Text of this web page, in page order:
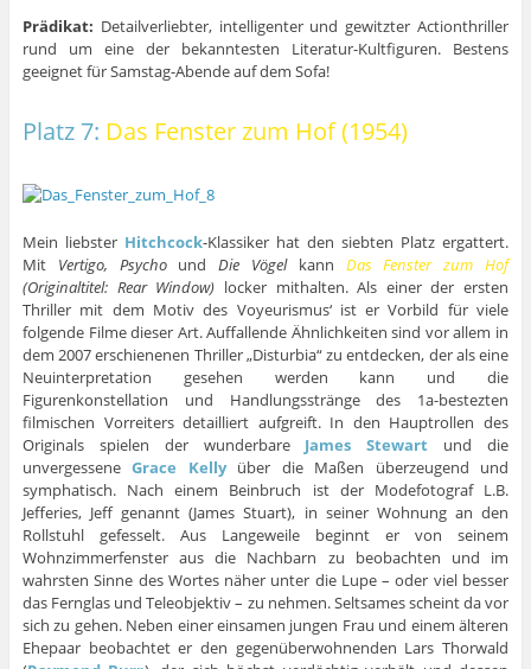
Prädikat: Detailverliebter, intelligenter und gewitzter Actionthriller
rund um eine der bekanntesten Literatur-Kultfiguren. Bestens
geeignet für Samstag-Abende auf dem Sofa!
Platz 7: Das Fenster zum Hof (1954)
Mein liebster Hitchcock-Klassiker hat den siebten Platz ergattert.
Mit Vertigo, Psycho undDie Vögel kann Das Fenster zum Hof
(Originaltitel: Rear Window) locker mithalten. Als einer der ersten
Thriller mit dem Motiv des Voyeurismus‘ ist er Vorbild für viele
folgende Filme dieser Art. Auffallende Ähnlichkeiten sind vor allem in
dem 2007 erschienenen Thriller „Disturbia“ zu entdecken, der als eine
Neuinterpretation gesehen werden kann und die
Figurenkonstellation und Handlungsstränge des 1a-bestezten
filmischen Vorreiters detailliert aufgreift. In den Hauptrollen des
Originals spielen der wunderbare James Stewart und die
unvergesseneGrace Kellyüber die Maßen überzeugend und
symphatisch. Nach einem Beinbruch ist der Modefotograf L.B.
Jefferies, Jeff genannt (James Stuart), in seiner Wohnung an den
Rollstuhl gefesselt. Aus Langeweile beginnt er von seinem
Wohnzimmerfenster aus die Nachbarn zu beobachten und im
wahrsten Sinne des Wortes näher unter die Lupe – oder viel besser
das Fernglas und Teleobjektiv – zu nehmen. Seltsames scheint da vor
sich zu gehen. Neben einer einsamen jungen Frau und einem älteren
Ehepaar beobachtet er den gegenüberwohnenden Lars Thorwald